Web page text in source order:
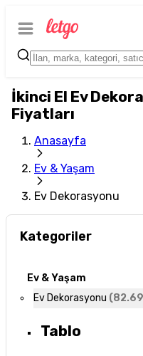
İkinci El Ev
Fiyatları
Anasayfa
Ev & Yaşam
Ev Dekorasyonu
Kategoriler
Ev & Yaşam
Ev Dekorasyonu (
Tablo